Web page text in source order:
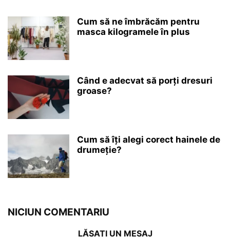
Cum să ne îmbrăcăm pentru
masca kilogramele în plus
Când e adecvat să porți dresuri
groase?
Cum să îți alegi corect hainele de
drumeție?
NICIUN COMENTARIU
LĂSAȚI UN MESAJ